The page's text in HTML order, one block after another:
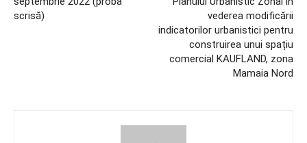
scrisă)
vederea modificării
indicatorilor urbanistici pentru
construirea unui spațiu
comercial KAUFLAND, zona
Mamaia Nord